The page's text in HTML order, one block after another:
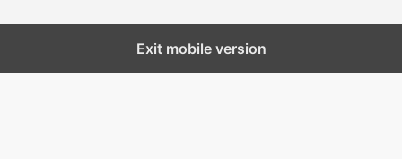
Exit mobile version